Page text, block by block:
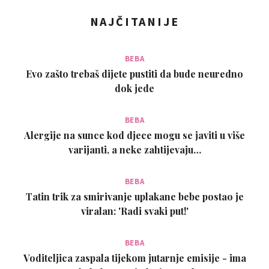
NAJČITANIJE
BEBA
Evo zašto trebaš dijete pustiti da bude neuredno
dok jede
BEBA
Alergije na sunce kod djece mogu se javiti u više
varijanti, a neke zahtijevaju…
BEBA
Tatin trik za smirivanje uplakane bebe postao je
viralan: 'Radi svaki put!'
BEBA
Voditeljica zaspala tijekom jutarnje emisije - ima